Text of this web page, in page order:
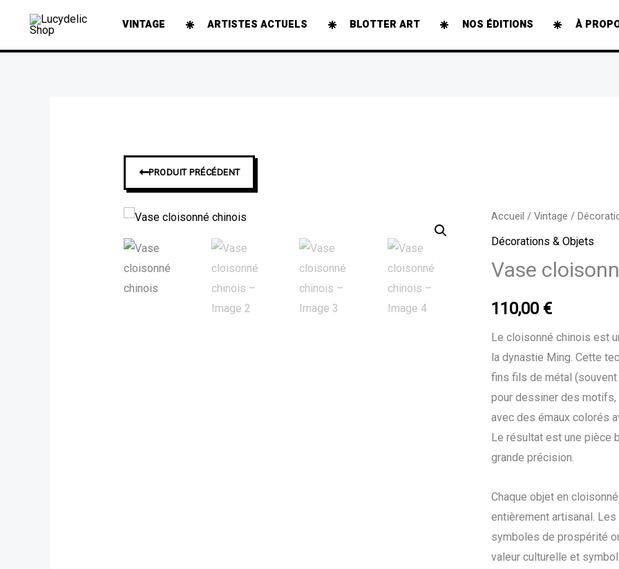
contenu
VINTAGE ARTISTES ACTUELS BLOTTER ART NOS ÉDITIONS À
➞PRODUIT PRÉCÉDENT
Accueil /Vintage /
Décorations & Objets
Vase
110,00€
Le cloisonné chinois est
la dynastie Ming. Cette
fins fils de métal
pour dessiner des
avec des émaux colorés
Le résultat est une pièce
grande précision.
Chaque objet en
entièrement artisanal.
symboles de prospérité
valeur culturelle et
quantité
de
cloisonné